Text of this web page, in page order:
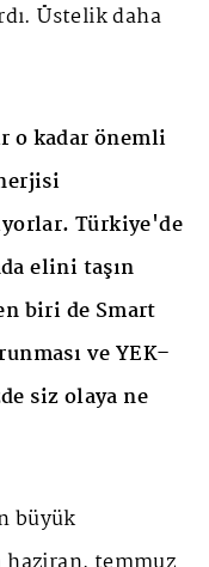
Üstelik daha
o kadar önemli
Türkiye'de
elini taşın
biri de Smart
ve YEK–
siz olaya ne
büyük